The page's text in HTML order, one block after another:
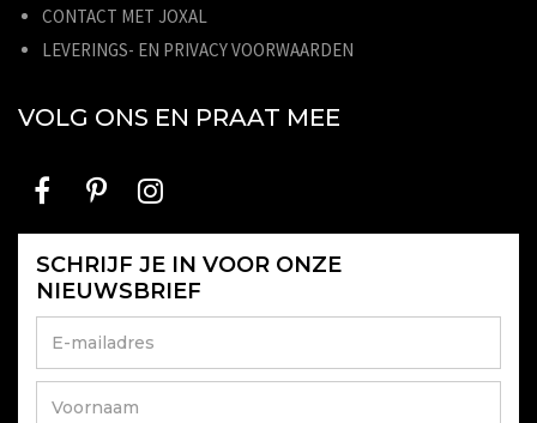
CONTACT MET JOXAL
LEVERINGS- EN PRIVACY VOORWAARDEN
VOLG ONS EN PRAAT MEE
SCHRIJF JE IN VOOR ONZE
NIEUWSBRIEF